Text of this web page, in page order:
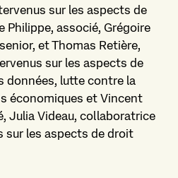
sur les aspects de
Philippe, associé, Grégoire
et Thomas Retière,
sur les aspects de
données, lutte contre la
économiques et Vincent
Julia Videau, collaboratrice
sur les aspects de droit